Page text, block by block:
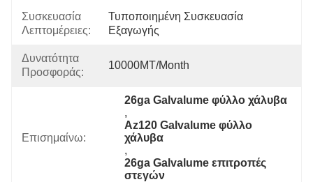
Συσκευασία
Λεπτομέρειες:
Τυποποιημένη Συσκευασία
Εξαγωγής
Δυνατότητα
Προσφοράς:
10000MT/month
Επισημαίνω:
26ga Galvalume φύλλο χάλυβα
,
Az120 Galvalume φύλλο
χάλυβα
,
26ga Galvalume επιτροπές
στεγών